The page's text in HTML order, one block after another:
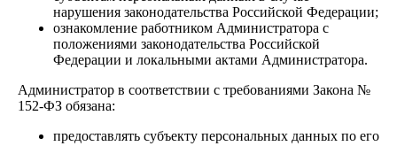
нарушения законодательства Российской Федерации;
ознакомление работником Администратора с
положениями законодательства Российской
Федерации и локальными актами Администратора.
Администратор в соответствии с требованиями Закона №
152-ФЗ обязана:
предоставлять субъекту персональных данных по его